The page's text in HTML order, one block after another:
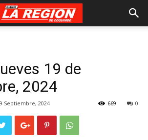
19 de
2024
Septiembre, 2024 0
669